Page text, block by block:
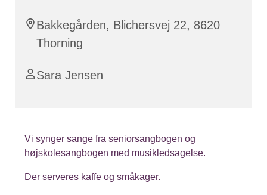
Bakkegården, Blichersvej 22, 8620
Thorning
Sara Jensen
Vi synger sange fra seniorsangbogen og
højskolesangbogen med musikledsagelse.
Der serveres kaffe og småkager.